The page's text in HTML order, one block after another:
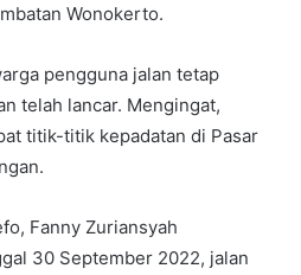
Wonokerto.
pengguna jalan tetap
telah lancar. Mengingat,
titik-titik kepadatan di Pasar
Fanny Zuriansyah
30 September 2022, jalan